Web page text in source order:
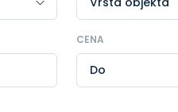
CENA